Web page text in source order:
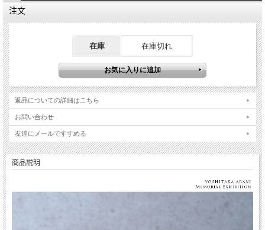
注文
在庫 在庫切れ
返品についての詳細はこちら
お問い合わせ
友達にメールですすめる
商品説明